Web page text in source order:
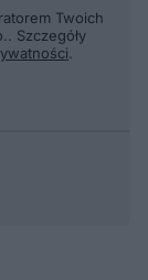
Twoich
Szczegóły
.